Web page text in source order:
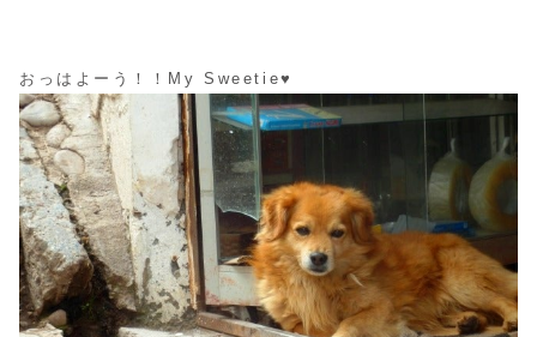
おっはよーう！！My Sweetie♥